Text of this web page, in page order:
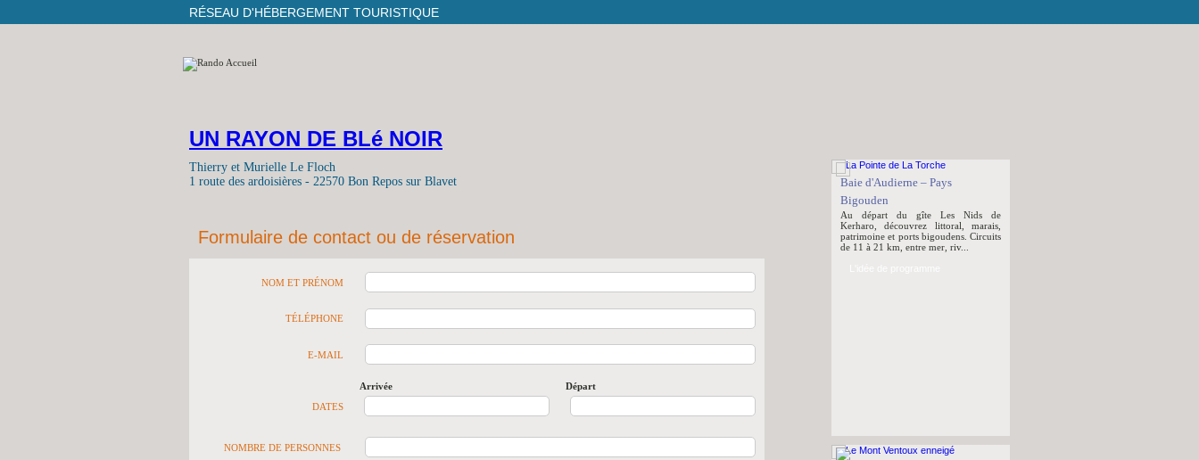
RÉSEAU D'HÉBERGEMENT TOURISTIQUE
UN RAYON DE BLé NOIR
Thierry et Murielle Le Floch
1 route des ardoisières - 22570 Bon Repos sur Blavet
Formulaire de contact ou de réservation
NOM ET PRÉNOM
TÉLÉPHONE
E-MAIL
Arrivée
Départ
DATES
NOMBRE DE PERSONNES
Baie d'Audierne – Pays
Bigouden
Au départ du gîte Les Nids de
Kerharo, découvrez littoral, marais,
patrimoine et ports bigoudens. Circuits
de 11 à 21 km, entre mer, riv...